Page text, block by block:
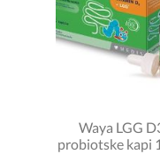
Waya LGG
probiotske kapi